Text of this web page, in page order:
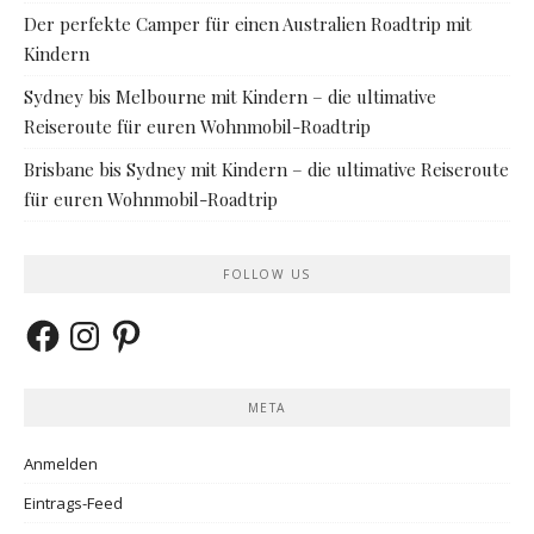
Der perfekte Camper für einen Australien Roadtrip mit
Kindern
Sydney bis Melbourne mit Kindern – die ultimative
Reiseroute für euren Wohnmobil-Roadtrip
Brisbane bis Sydney mit Kindern – die ultimative Reiseroute
für euren Wohnmobil-Roadtrip
FOLLOW US
FacebookInstagramPinterest
META
Anmelden
Eintrags-Feed